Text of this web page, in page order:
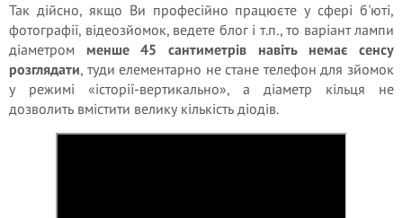
Так дійсно, якщо Ви професійно працюєте у сфері б'юті,
фотографії, відеозйомок, ведете блог і т.п., то варіант лампи
діаметром менше 45 сантиметрів навіть немає сенсу
розглядати, туди елементарно не стане телефон для зйомок
у режимі «історії-вертикально», а діаметр кільця не
дозволить вмістити велику кількість діодів.